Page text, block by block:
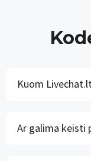
Kuom
Ar galima keisti